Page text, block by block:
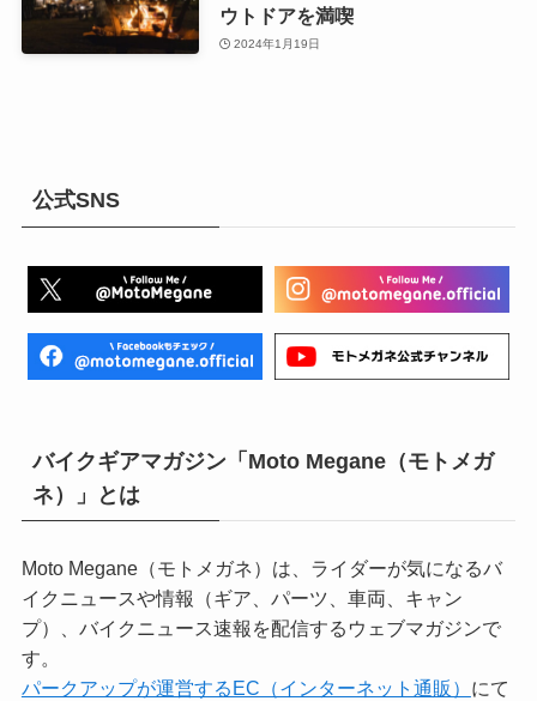
ウトドアを満喫
2024年1月19日
公式SNS
バイクギアマガジン「Moto Megane（モトメガ
ネ）」とは
Moto Megane（モトメガネ）は、ライダーが気になるバ
イクニュースや情報（ギア、パーツ、車両、キャン
プ）、バイクニュース速報を配信するウェブマガジンで
す。
パークアップが運営するEC（インターネット通販） にて